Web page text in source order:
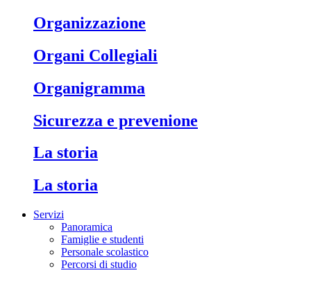
Organizzazione
Organi Collegiali
Organigramma
Sicurezza e prevenione
La storia
La storia
Servizi
Panoramica
Famiglie e studenti
Personale scolastico
Percorsi di studio